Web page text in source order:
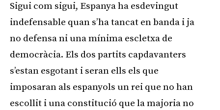
Sigui com sigui, Espanya ha esdevingut
indefensable quan s’ha tancat en banda i ja
no defensa ni una mínima escletxa de
democràcia. Els dos partits capdavanters
s’estan esgotant i seran ells els que
imposaran als espanyols un rei que no han
escollit i una constitució que la majoria no